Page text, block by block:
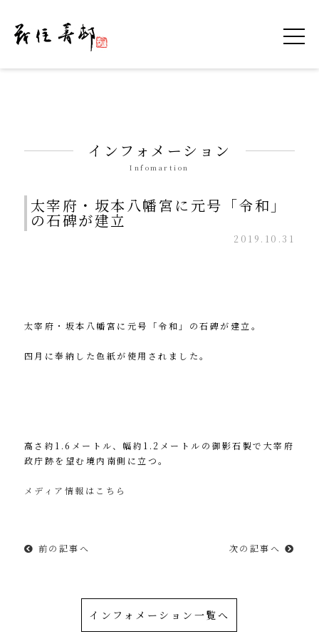
令和を書いた書道家「茂住 菁邨（もずみ せ
インフォメーション
Infomartion
太宰府・坂本八幡宮に元号「令和」
の石碑が建立
2019.10.31
太宰府・坂本八幡宮に元号「令和」の石碑が建立。
四月に奉納した色紙が使用されました。
高さ約1.6メートル、幅約1.2メートルの御影石製で大宰府
政庁跡を望む境内南側に立つ。
メディア情報はこちら
前の記事へ 次の記事へ
インフォメーション一覧へ